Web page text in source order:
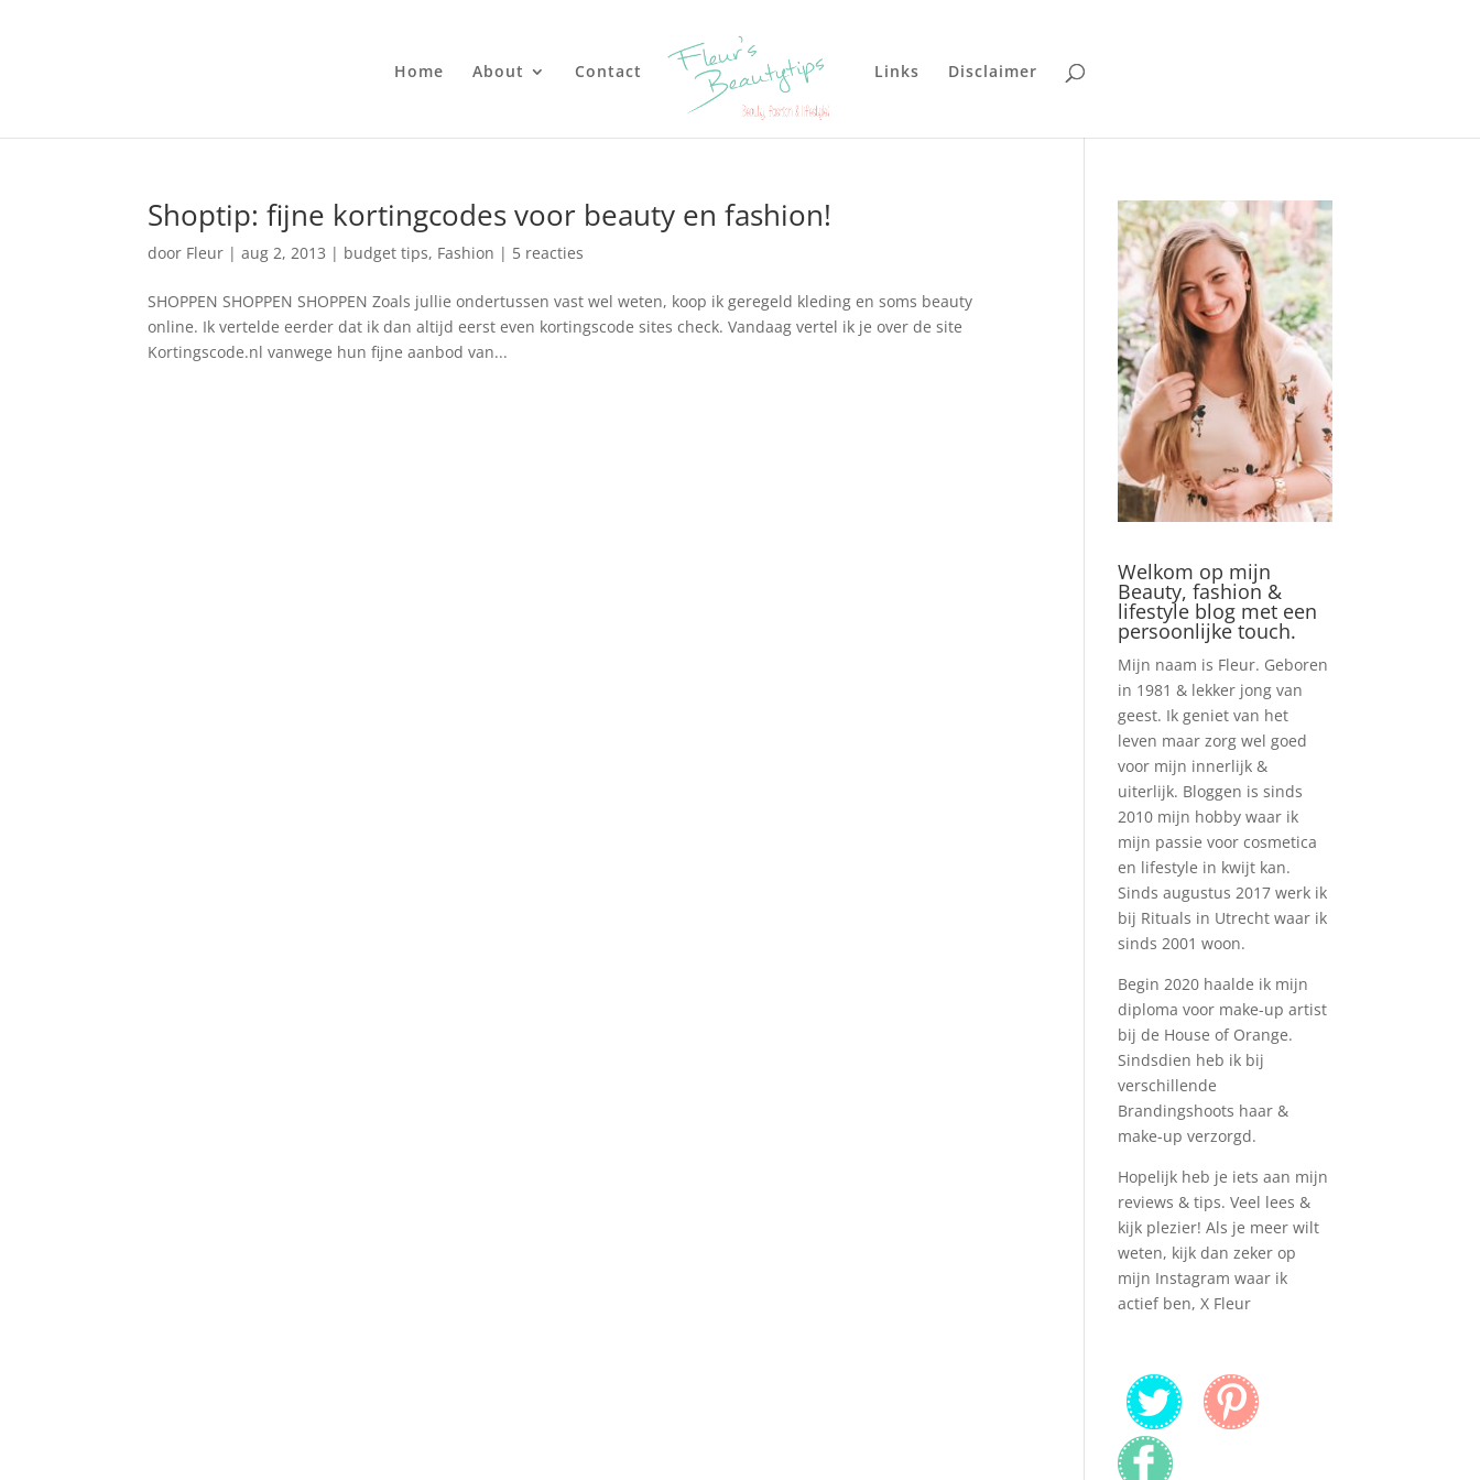
Home About Contact Links Disclaimer
Shoptip: fijne kortingcodes voor beauty en fashion!
door Fleur |aug 2, 2013 | budget tips, Fashion | 5 reacties
SHOPPEN SHOPPEN SHOPPEN Zoals jullie ondertussen vast wel weten, koop ik geregeld kleding en soms beauty
online. Ik vertelde eerder dat ik dan altijd eerst even kortingscode sites check. Vandaag vertel ik je over de site
Kortingscode.nl vanwege hun fijne aanbod van...
Welkom op mijn
Beauty, fashion &
lifestyle blog met een
persoonlijke touch.
Mijn naam is Fleur. Geboren
in 1981 & lekker jong van
geest. Ik geniet van het
leven maar zorg wel goed
voor mijn innerlijk &
uiterlijk. Bloggen is sinds
2010 mijn hobby waar ik
mijn passie voor cosmetica
en lifestyle in kwijt kan.
Sinds augustus 2017 werk ik
bij Rituals in Utrecht waar ik
sinds 2001 woon.
Begin 2020 haalde ik mijn
diploma voor make-up artist
bij de House of Orange.
Sindsdien heb ik bij
verschillende
Brandingshoots haar &
make-up verzorgd.
Hopelijk heb je iets aan mijn
reviews & tips. Veel lees &
kijk plezier! Als je meer wilt
weten, kijk dan zeker op
mijn Instagram waar ik
actief ben, X Fleur